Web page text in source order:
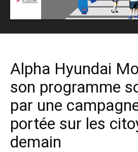
Alpha Hyundai
son programme
par une
portée sur les
demain